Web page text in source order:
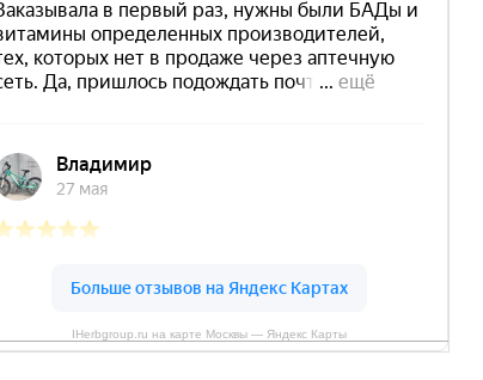
IHerbgroup.ru на карте Москвы — Яндекс Карты